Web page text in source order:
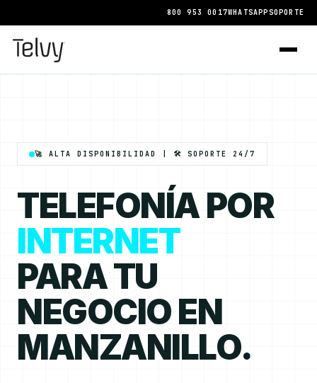
800 953 0017WHATSAPPSOPORTE
🚀 ALTA DISPONIBILIDAD | 🛠️ SOPORTE 24/7
TELEFONÍA POR
INTERNET
PARA TU
NEGOCIO EN
MANZANILLO.